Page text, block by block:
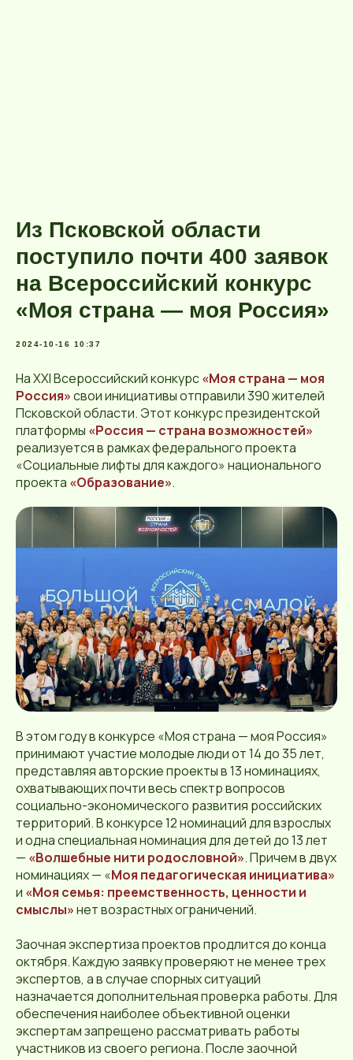
Из Псковской области
поступило почти 400 заявок
на Всероссийский конкурс
«Моя страна — моя Россия»
2024-10-16 10:37
На ХХI Всероссийский конкурс«Моя страна — моя
Россия»свои инициативы отправили 390 жителей
Псковской области. Этот конкурс президентской
платформы «Россия — страна возможностей»
реализуется в рамках федерального проекта
«Социальные лифты для каждого» национального
проекта «Образование».
В этом году в конкурсе «Моя страна — моя Россия»
принимают участие молодые люди от 14 до 35 лет,
представляя авторские проекты в 13 номинациях,
охватывающих почти весь спектр вопросов
социально-экономического развития российских
территорий. В конкурсе 12 номинаций для взрослых
и одна специальная номинация для детей до 13 лет
— «Волшебные нити родословной». Причем в двух
номинациях — «Моя педагогическая инициатива»
и «Моя семья: преемственность, ценности и
смыслы»нет возрастных ограничений.
Заочная экспертиза проектов продлится до конца
октября. Каждую заявку проверяют не менее трех
экспертов, а в случае спорных ситуаций
назначается дополнительная проверка работы. Для
обеспечения наиболее объективной оценки
экспертам запрещено рассматривать работы
участников из своего региона. После заочной